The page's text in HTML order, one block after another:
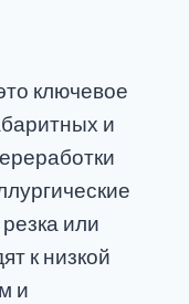
ключевое
и
или
к низкой
и